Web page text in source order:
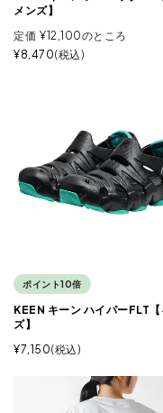
メンズ】
定価 ¥12,100のところ
¥8,470 税込
ポイント10倍
KEEN キーン ハイパーFLT【
ズ】
¥7,150 税込